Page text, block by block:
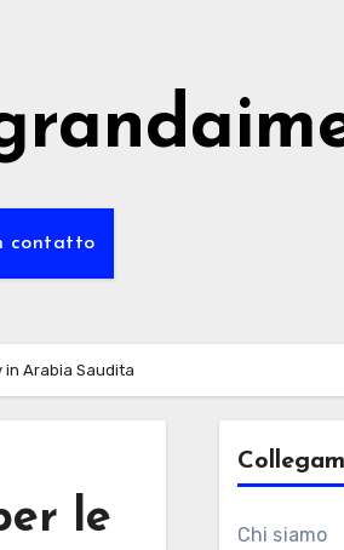
contatto
in Arabia Saudita
le
Chi siamo